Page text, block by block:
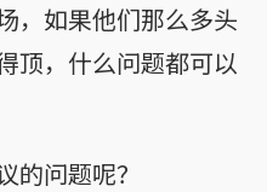
，如果他们那么多头
顶，什么问题都可以
的问题呢？